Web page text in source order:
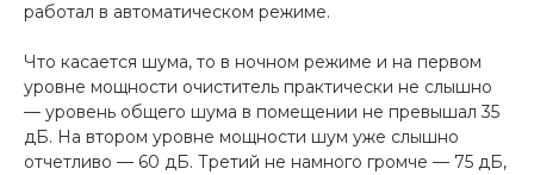
работал в автоматическом режиме.
Что касается шума, то в ночном режиме и на первом
уровне мощности очиститель практически не слышно
— уровень общего шума в помещении не превышал 35
дБ. На втором уровне мощности шум уже слышно
отчетливо — 60 дБ. Третий не намного громче — 75 дБ,